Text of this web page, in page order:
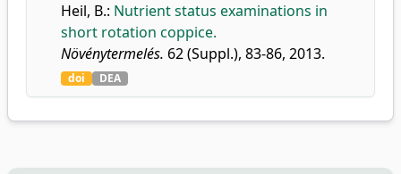
Heil, B.: Nutrient status examinations in
short rotation coppice.
Növénytermelés. 62 (Suppl.), 83-86, 2013.
doi DEA